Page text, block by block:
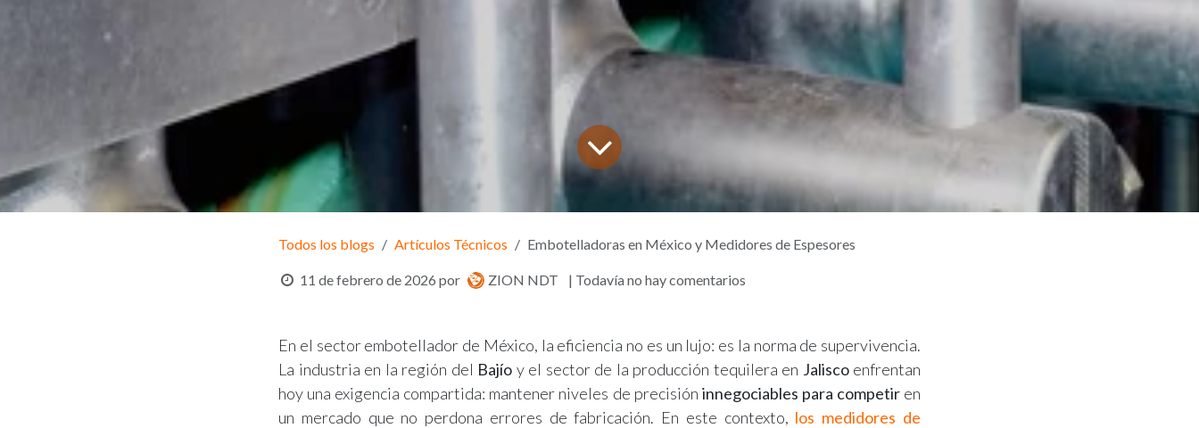
Todos los blogs Artículos Técnicos Embotelladoras en México y Medidores de Espesores
11 de febrero de 2026 por ZION NDT | Todavía no hay comentarios
En el sector embotellador de México, la eficiencia no es un lujo: es la norma de supervivencia.
La industria en la región del Bajío y el sector de la producción tequilera en Jaliscoenfrentan
hoy una exigencia compartida: mantener niveles de precisión innegociables para competiren
un mercado que no perdona errores de fabricación. En este contexto, los medidores de